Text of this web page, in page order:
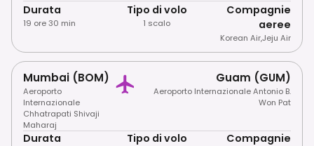
Durata
19 ore 30 min
Tipo di volo
1 scalo
Compagnie
aeree
Korean Air,Jeju Air
Mumbai (BOM)
Aeroporto
Internazionale
Chhatrapati Shivaji
Maharaj
Guam (GUM)
Aeroporto Internazionale Antonio B.
Won Pat
Durata Tipo di volo
Compagnie